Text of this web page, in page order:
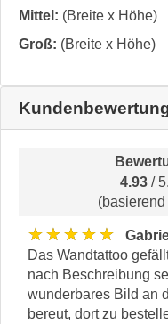
Mittel: (Breite x Höhe)
Groß: (Breite x Höhe)
4.93 /
★★★★★
Das Wandtattoo
nach Beschreibung
wunderbares Bild an
bereut, dort zu